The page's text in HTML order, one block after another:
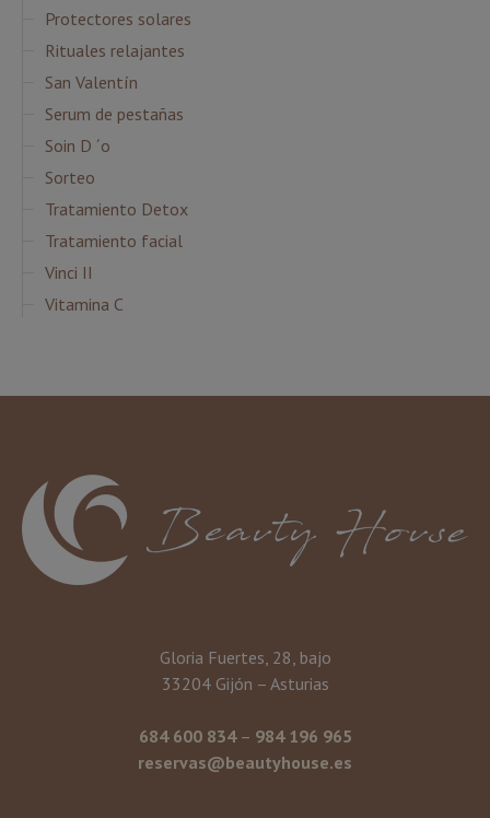
Protectores solares
Rituales relajantes
San Valentín
Serum de pestañas
Soin D ´o
Sorteo
Tratamiento Detox
Tratamiento facial
Vinci II
Vitamina C
Gloria Fuertes, 28, bajo
33204 Gijón – Asturias
684 600 834– 984 196 965
reservas@beautyhouse.es